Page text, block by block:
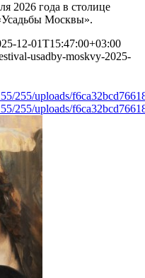
2026 года в столице
Москвы».
12-01T15:47:00+03:00
usadby-moskvy-2025-
255/uploads/
255/uploads/